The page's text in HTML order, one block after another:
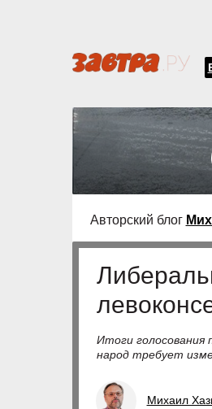
Авторский блог
Итоги
народ требует
Михаил